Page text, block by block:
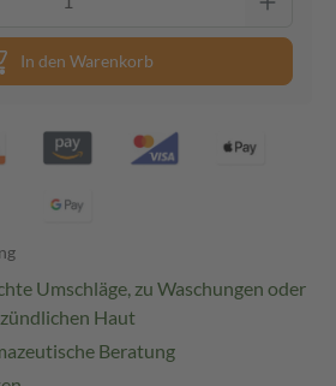
In den Warenkorb
Umschläge, zu Waschungen oder
Haut
Beratung